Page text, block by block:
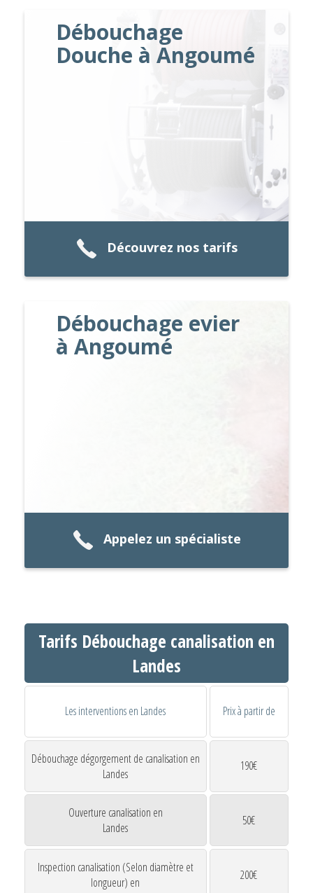
Débouchage
Douche à Angoumé
Découvrez nos tarifs
Débouchage evier
à Angoumé
Appelez un spécialiste
Tarifs Débouchage canalisation en
Landes
Les interventions en Landes Prix à partir de
Débouchage dégorgement de canalisation en
Landes
190€
Ouverture canalisation en
Landes
50€
Inspection canalisation (Selon diamètre et
longueur) en
200€